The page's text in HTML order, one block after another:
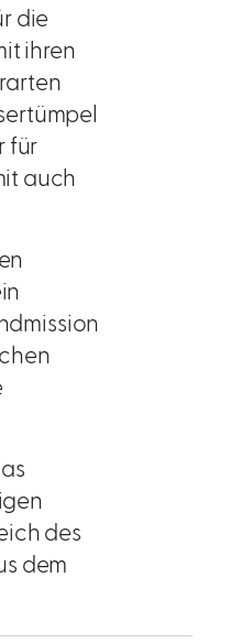
die
ihren
für
auch
des
dem